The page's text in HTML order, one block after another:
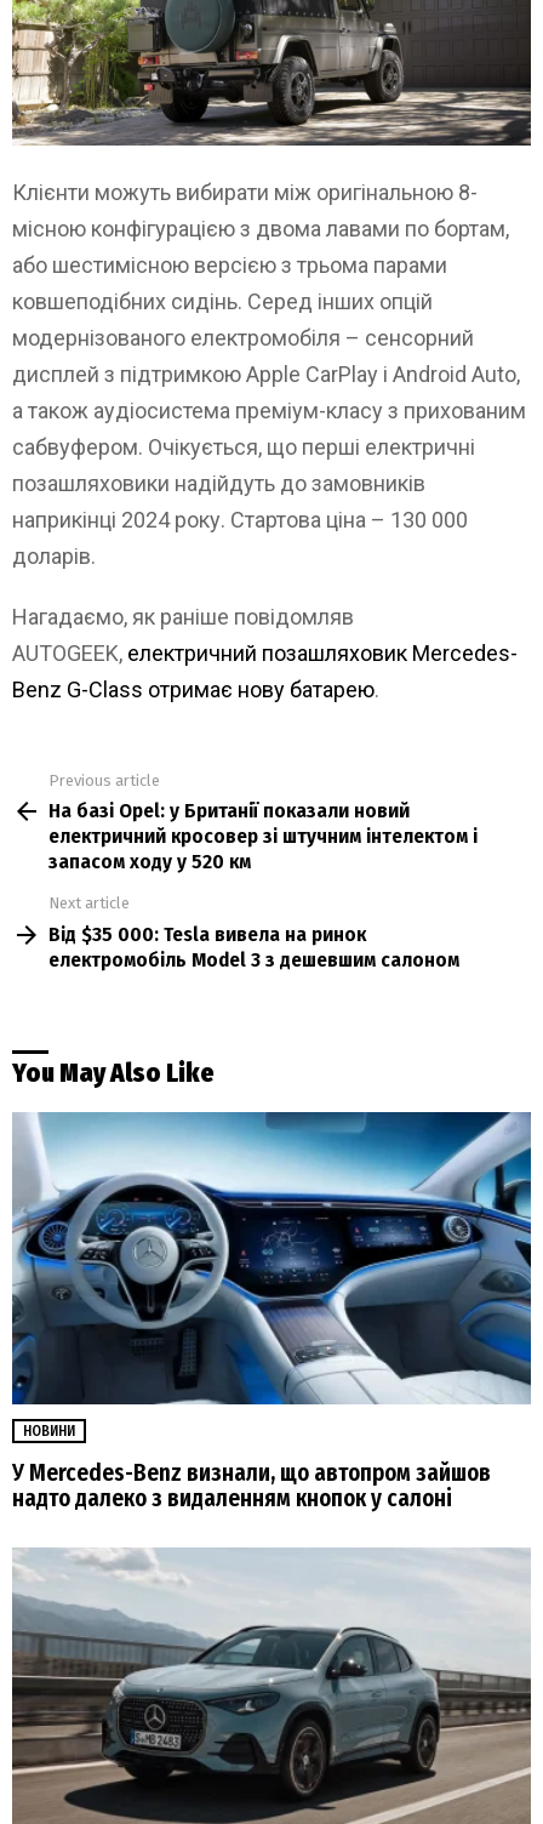
Клієнти можуть вибирати між оригінальною 8-
місною конфігурацією з двома лавами по бортам,
або шестимісною версією з трьома парами
ковшеподібних сидінь. Серед інших опцій
модернізованого електромобіля – сенсорний
дисплей з підтримкою Apple CarPlay і Android Auto,
а також аудіосистема преміум-класу з прихованим
сабвуфером. Очікується, що перші електричні
позашляховики надійдуть до замовників
наприкінці 2024 року. Стартова ціна – 130 000
доларів.
Нагадаємо, як раніше повідомляв
AUTOGEEK, електричний позашляховик Mercedes-
Benz G-Class отримає нову батарею.
more
Previous article
На базі Opel: у Британії показали новий
електричний кросовер зі штучним інтелектом і
запасом ходу у 520 км
Next article
Від $35 000: Tesla вивела на ринок
електромобіль Model 3 з дешевшим салоном
You May Also Like
НОВИНИ
У Mercedes-Benz визнали, що автопром зайшов
надто далеко з видаленням кнопок у салоні